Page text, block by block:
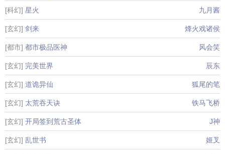
[科幻] 星火 九月酱
[玄幻] 剑来 烽火戏诸侯
[都市] 都市极品医神 风会笑
[玄幻] 完美世界 辰东
[玄幻] 道诡异仙 狐尾的笔
[玄幻] 太荒吞天诀 铁马飞桥
[玄幻] 开局签到荒古圣体 J神
[玄幻] 乱世书 姬叉